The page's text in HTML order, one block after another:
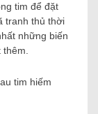
tim để đặt
tranh thủ thời
những biến
thêm.